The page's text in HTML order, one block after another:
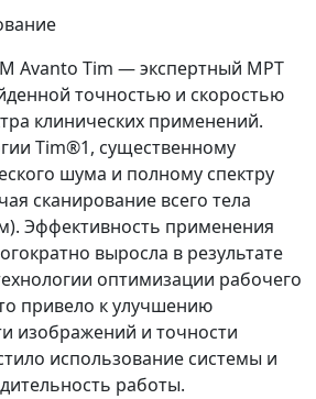
Avanto Tim — экспертный МРТ
точностью и скоростью
клинических применений.
Tim®1, существенному
шума и полному спектру
сканирование всего тела
Эффективность применения
выросла в результате
оптимизации рабочего
привело к улучшению
изображений и точности
использование системы и
работы.